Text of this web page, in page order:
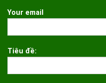
Your email
Tiêu đề: